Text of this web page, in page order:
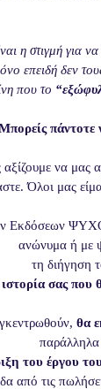
η στιγμή για
επειδή δεν
που το
πάντοτε
να μας
Όλοι μας
Εκδόσεων
ανώνυμα ή με
τη διήγηση
σας που
θα
παράλληλα
του έργου
από τις